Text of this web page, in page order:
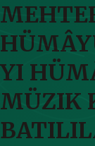
YI
MÜZIK